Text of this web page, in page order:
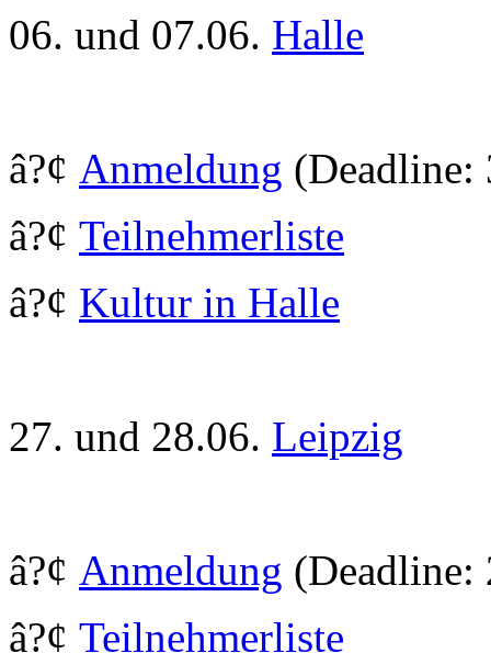
06. und 07.06. Halle
â?¢ Anmeldung (Deadline:
â?¢ Teilnehmerliste
â?¢ Kultur in Halle
27. und 28.06. Leipzig
â?¢ Anmeldung (Deadline:
â?¢ Teilnehmerliste